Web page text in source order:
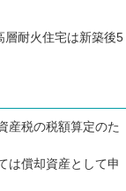
耐火住宅は新築後5
産税の税額算定のた
は償却資産として申